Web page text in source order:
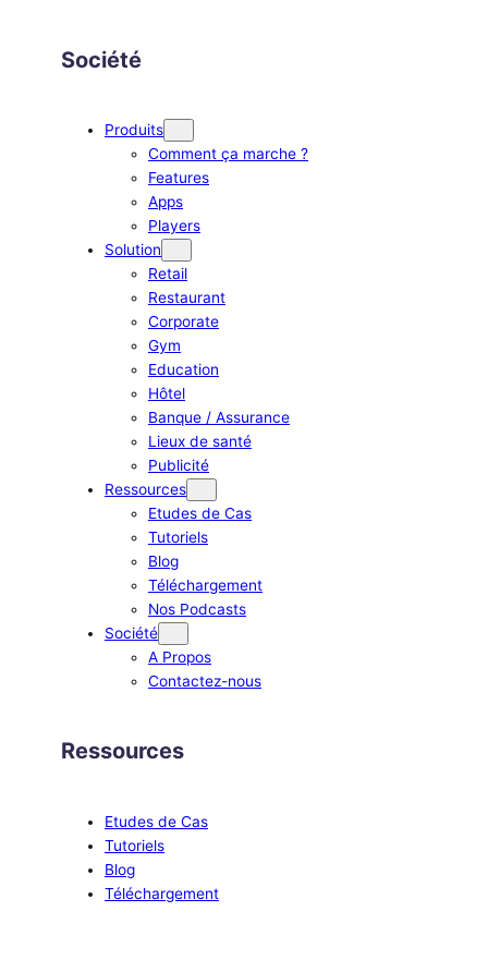
Société
Produits
Comment ça marche ?
Features
Apps
Players
Solution
Retail
Restaurant
Corporate
Gym
Education
Hôtel
Banque / Assurance
Lieux de santé
Publicité
Ressources
Etudes de Cas
Tutoriels
Blog
Téléchargement
Nos Podcasts
Société
A Propos
Contactez-nous
Ressources
Etudes de Cas
Tutoriels
Blog
Téléchargement